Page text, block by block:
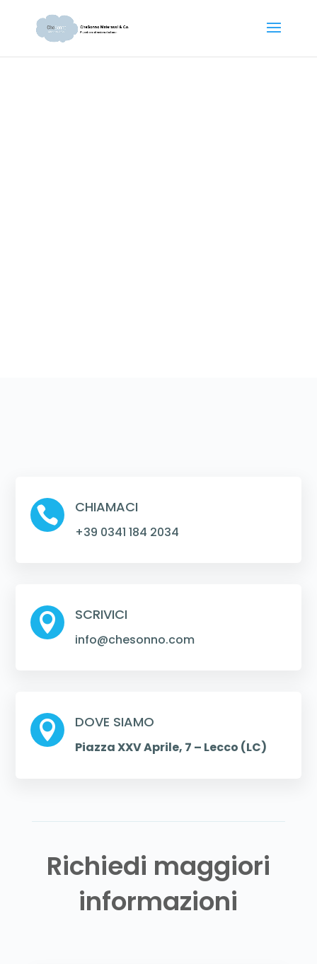
 CHIAMACI
+39 0341 184 2034
 SCRIVICI
info@chesonno.com
 DOVE SIAMO
Piazza XXV Aprile, 7 – Lecco (LC)
Richiedi maggiori
informazioni